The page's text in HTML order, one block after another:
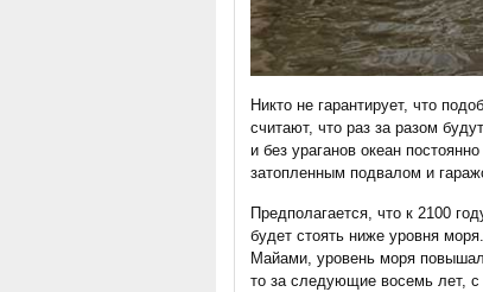
Никто не гарантирует, что
считают, что раз за разом
и без ураганов океан
затопленным подвалом и
Предполагается, что к 2100
будет стоять ниже уровня
Майами, уровень моря
то за следующие восемь лет,